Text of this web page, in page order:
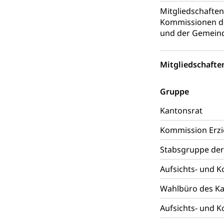
Kommissionen
und der
Gruppe
Kantonsrat
Kommission
Stabsgruppe
Aufsichts- und
Wahlbüro des
Aufsichts- und
Steuern
Vermittler,
Umgang mit
Rassismus
Strafrecht,
Vormund,
Kindes- und
Umwelt und